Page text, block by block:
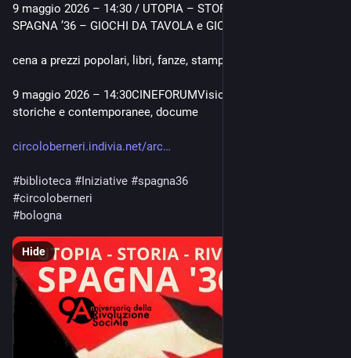
9 maggio 2026 – 14:30 / UTOPIA – STORIA – RIVOLUZIONE
SPAGNA ’36 – GIOCHI DA TAVOLA e GIOCHI DI RUOLO
cena a prezzi popolari, libri, fanze, stampe, canti, convivialità
9 maggio 2026 – 14:30CINEFORUMVisione di pellicole
storiche e contemporanee, docume
circoloberneri.indivia.net/arc
#biblioteca #Iniziative #spagna36
#circoloberneri
#bologna
Hide